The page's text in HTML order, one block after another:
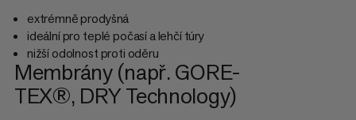
extrémně prodyšná
ideální pro teplé počasí a lehčí túry
nižší odolnost proti oděru
Membrány (např. GORE-
TEX®, DRY Technology)